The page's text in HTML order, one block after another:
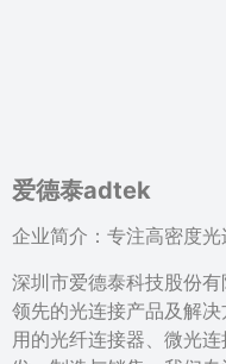
爱德泰adtek
企业简介：专注高密度光
深圳市爱德泰科技股份
领先的光连接产品及解
用的光纤连接器、微光